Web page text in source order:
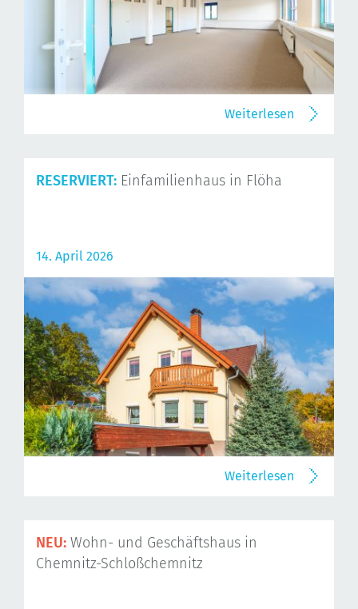
Weiterlesen
RESERVIERT: Einfamilienhaus in Flöha
14. April 2026
Weiterlesen
NEU: Wohn- und Geschäftshaus in
Chemnitz-Schloßchemnitz